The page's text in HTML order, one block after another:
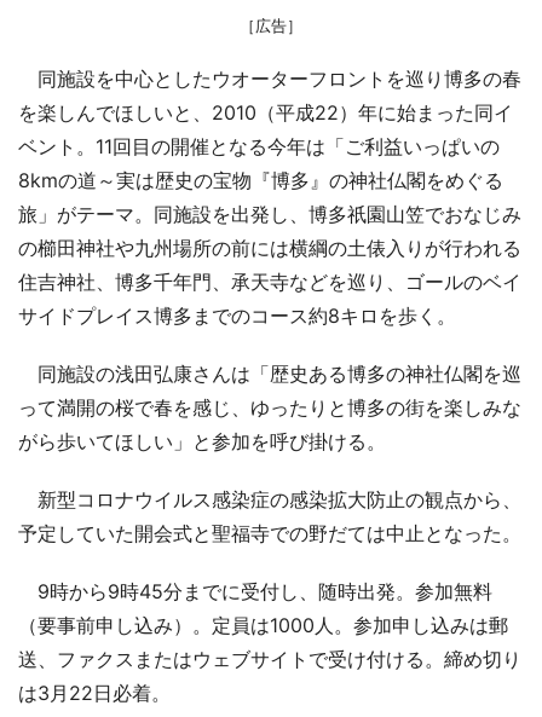
［広告］
同施設を中心としたウオーターフロントを巡り博多の春
を楽しんでほしいと、2010（平成22）年に始まった同イ
ベント。11回目の開催となる今年は「ご利益いっぱいの
8kmの道～実は歴史の宝物『博多』の神社仏閣をめぐる
旅」がテーマ。同施設を出発し、博多祇園山笠でおなじみ
の櫛田神社や九州場所の前には横綱の土俵入りが行われる
住吉神社、博多千年門、承天寺などを巡り、ゴールのベイ
サイドプレイス博多までのコース約8キロを歩く。
同施設の浅田弘康さんは「歴史ある博多の神社仏閣を巡
って満開の桜で春を感じ、ゆったりと博多の街を楽しみな
がら歩いてほしい」と参加を呼び掛ける。
新型コロナウイルス感染症の感染拡大防止の観点から、
予定していた開会式と聖福寺での野だては中止となった。
9時から9時45分までに受付し、随時出発。参加無料
（要事前申し込み）。定員は1000人。参加申し込みは郵
送、ファクスまたはウェブサイトで受け付ける。締め切り
は3月22日必着。